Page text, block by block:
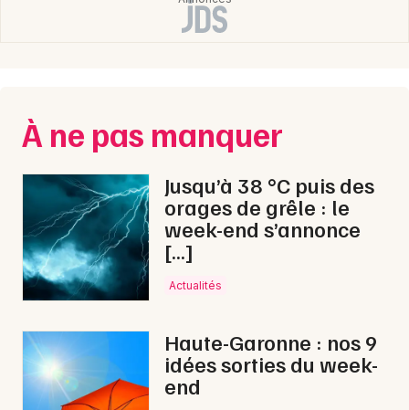
Je m'abonne
À ne pas manquer
Jusqu’à 38 °C puis des
orages de grêle : le
week-end s’annonce
[…]
Actualités
Haute-Garonne : nos 9
idées sorties du week-
end